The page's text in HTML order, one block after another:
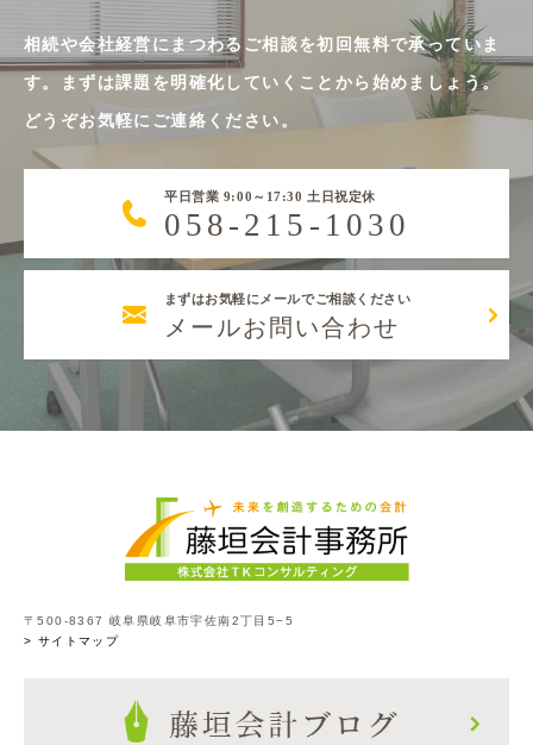
相続や会社経営にまつわるご相談を初回無料で承っていま
す。まずは課題を明確化していくことから始めましょう。
どうぞお気軽にご連絡ください。
平日営業 9:00～17:30 土日祝定休
058-215-1030
まずはお気軽にメールでご相談ください
メールお問い合わせ
〒500-8367 岐阜県岐阜市宇佐南2丁目5−5
> サイトマップ